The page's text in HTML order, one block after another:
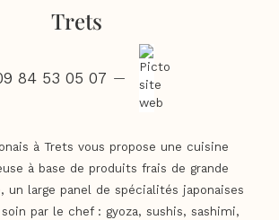
Trets
84 53 05 07 —
à Trets vous propose une cuisine
à base de produits frais de grande
un large panel de spécialités japonaises
par le chef : gyoza, sushis, sashimi,